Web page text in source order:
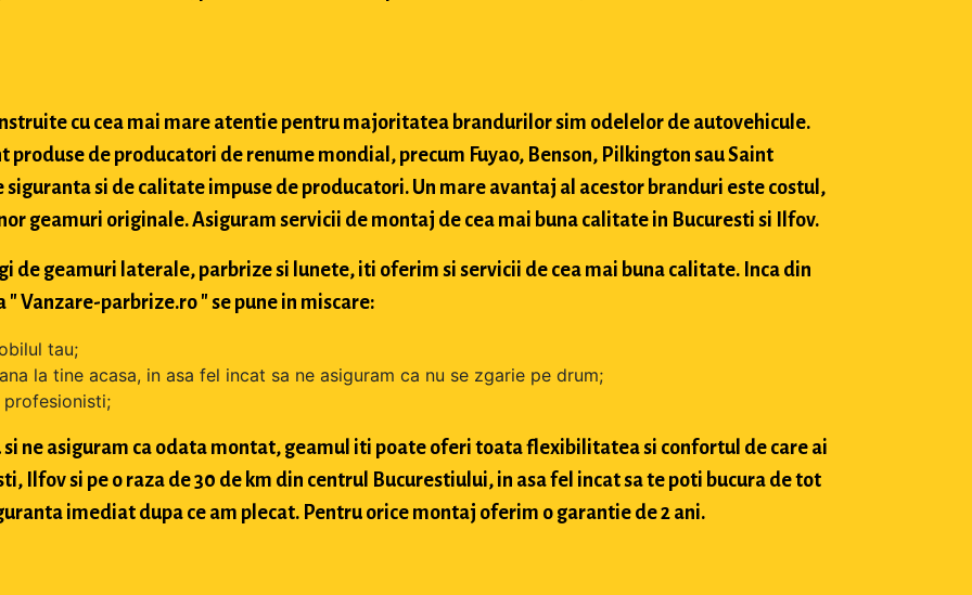
cu cea mai mare atentie pentru majoritatea brandurilor sim odelelor de autovehicule.
produse de producatori de renume mondial, precum Fuyao, Benson, Pilkington sau Saint
si de calitate impuse de producatori. Un mare avantaj al acestor branduri este costul,
geamuri originale. Asiguram servicii de montaj de cea mai buna calitate in Bucuresti si Ilfov.
de geamuri laterale, parbrize si lunete, iti oferim si servicii de cea mai buna calitate. Inca din
Vanzare-parbrize.ro " se pune in miscare:
tau;
la tine acasa, in asa fel incat sa ne asiguram ca nu se zgarie pe drum;
ne asiguram ca odata montat, geamul iti poate oferi toata flexibilitatea si confortul de care ai
Ilfov si pe o raza de 30 de km din centrul Bucurestiului, in asa fel incat sa te poti bucura de tot
imediat dupa ce am plecat. Pentru orice montaj oferim o garantie de 2 ani.